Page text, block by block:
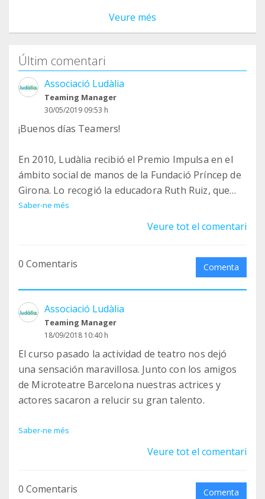
Veure més
Últim comentari
Associació Ludàlia
Teaming Manager
30/05/2019 09:53 h
¡Buenos días Teamers!
En 2010, Ludàlia recibió el Premio Impulsa en el
ámbito social de manos de la Fundació Príncep de
Girona. Lo recogió la educadora Ruth Ruiz, que
actualmente sigue trabajando en la fundación.
Este vídeo recoge a la perfección lo que significa
Saber-ne més
Veure tot el comentari
0 Comentaris Comenta
Associació Ludàlia
Teaming Manager
18/09/2018 10:40 h
El curso pasado la actividad de teatro nos dejó
una sensación maravillosa. Junto con los amigos
de Microteatre Barcelona nuestras actrices y
actores sacaron a relucir su gran talento.
A continuación, os dejamos el vídeo del día del
estreno de la divertidísima obra "Asturias...o
Saber-ne més
Veure tot el comentari
0 Comentaris Comenta